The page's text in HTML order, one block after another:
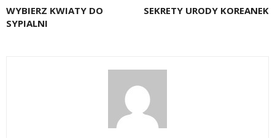
WYBIERZ KWIATY DO
SYPIALNI
SEKRETY URODY KOREANEK